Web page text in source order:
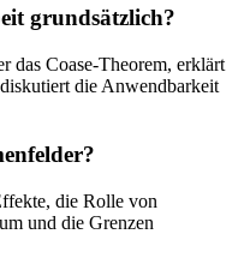
grundsätzlich?
das Coase-Theorem, erklärt
die Anwendbarkeit
die Rolle von
und die Grenzen